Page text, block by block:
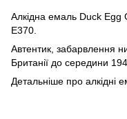
Алкідна емаль Duck
E370.
Автентик, забарвлення
Британії до середини
Детальніше про алкідні